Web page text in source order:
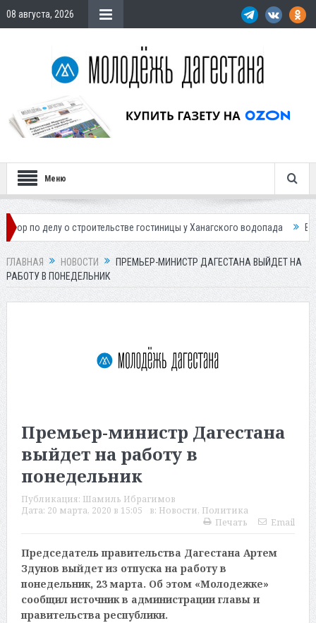
08 августа, 2026
Меню
о строительстве гостиницы у Ханагского водопада Власти
ГЛАВНАЯ НОВОСТИ
ПРЕМЬЕР-МИНИСТР ДАГЕСТАНА ВЫЙДЕТ НА
РАБОТУ В ПОНЕДЕЛЬНИК
Премьер-министр Дагестана
выйдет на работу в
понедельник
Публикация: Шамиль Ибрагимов
Дата: 20 марта, 2020 в 15:05 в: Новости, Политика
Печать
Email
Председатель правительства Дагестана Артем
Здунов выйдет из отпуска на работу в
понедельник, 23 марта. Об этом «Молодежке»
сообщил источник в администрации главы и
правительства республики.